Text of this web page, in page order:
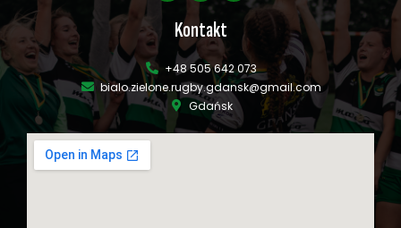
Kontakt
+48 505 642 073
bialo.zielone.rugby.gdansk@gmail.com
Gdańsk